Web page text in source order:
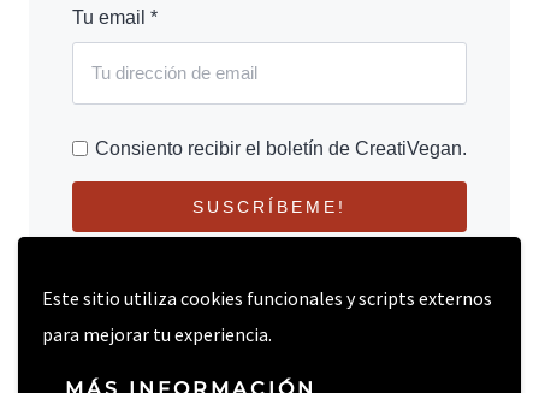
Este sitio utiliza cookies funcionales y scripts externos
para mejorar tu experiencia.
Tu email *
Consiento recibir el boletín de CreatiVegan.
SUSCRÍBEME!